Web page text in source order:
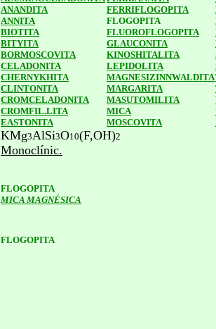
ANANDITA
ANNITA
BIOTITA
BITYITA
BORMOSCOVITA
CELADONITA
CHERNYKHITA
CLINTONITA
CROMCELADONITA
CROMFIL.LITA
EASTONITA
FERRIFLOGOPITA
FLOGOPITA
FLUOROFLOGOPITA
GLAUCONITA
KINOSHITALITA
LEPIDOLITA
MAGNESIZINNWALDITA
MARGARITA
MASUTOMILITA
MICA
MOSCOVITA
KMg3AlSi3O10(F,OH)2
Monoclínic.
FLOGOPITA
MICA MAGNÉSICA
FLOGOPITA